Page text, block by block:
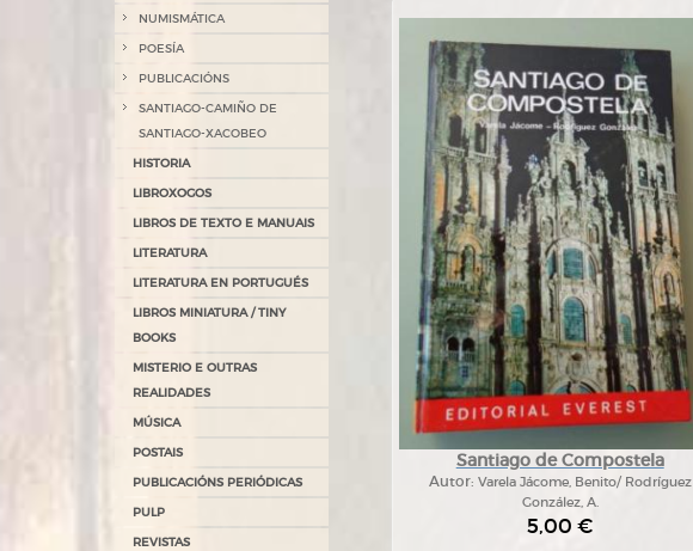
NUMISMÁTICA
POESÍA
PUBLICACIÓNS
SANTIAGO-CAMIÑO DE
SANTIAGO-XACOBEO
HISTORIA
LIBROXOGOS
LIBROS DE TEXTO E MANUAIS
LITERATURA
LITERATURA EN PORTUGUÉS
LIBROS MINIATURA / TINY
BOOKS
MISTERIO E OUTRAS
REALIDADES
MÚSICA
POSTAIS
PUBLICACIÓNS PERIÓDICAS
PULP
REVISTAS
Santiago de Compostela
Autor: Varela Jácome, Benito/ Rodríguez
González, A.
5,00 €